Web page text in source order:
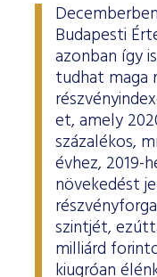
Budapesti
azonban így
tudhat maga
et, amely
százalékos,
évhez, 2019-
növekedést
szintjét,
milliárd
kiugróan